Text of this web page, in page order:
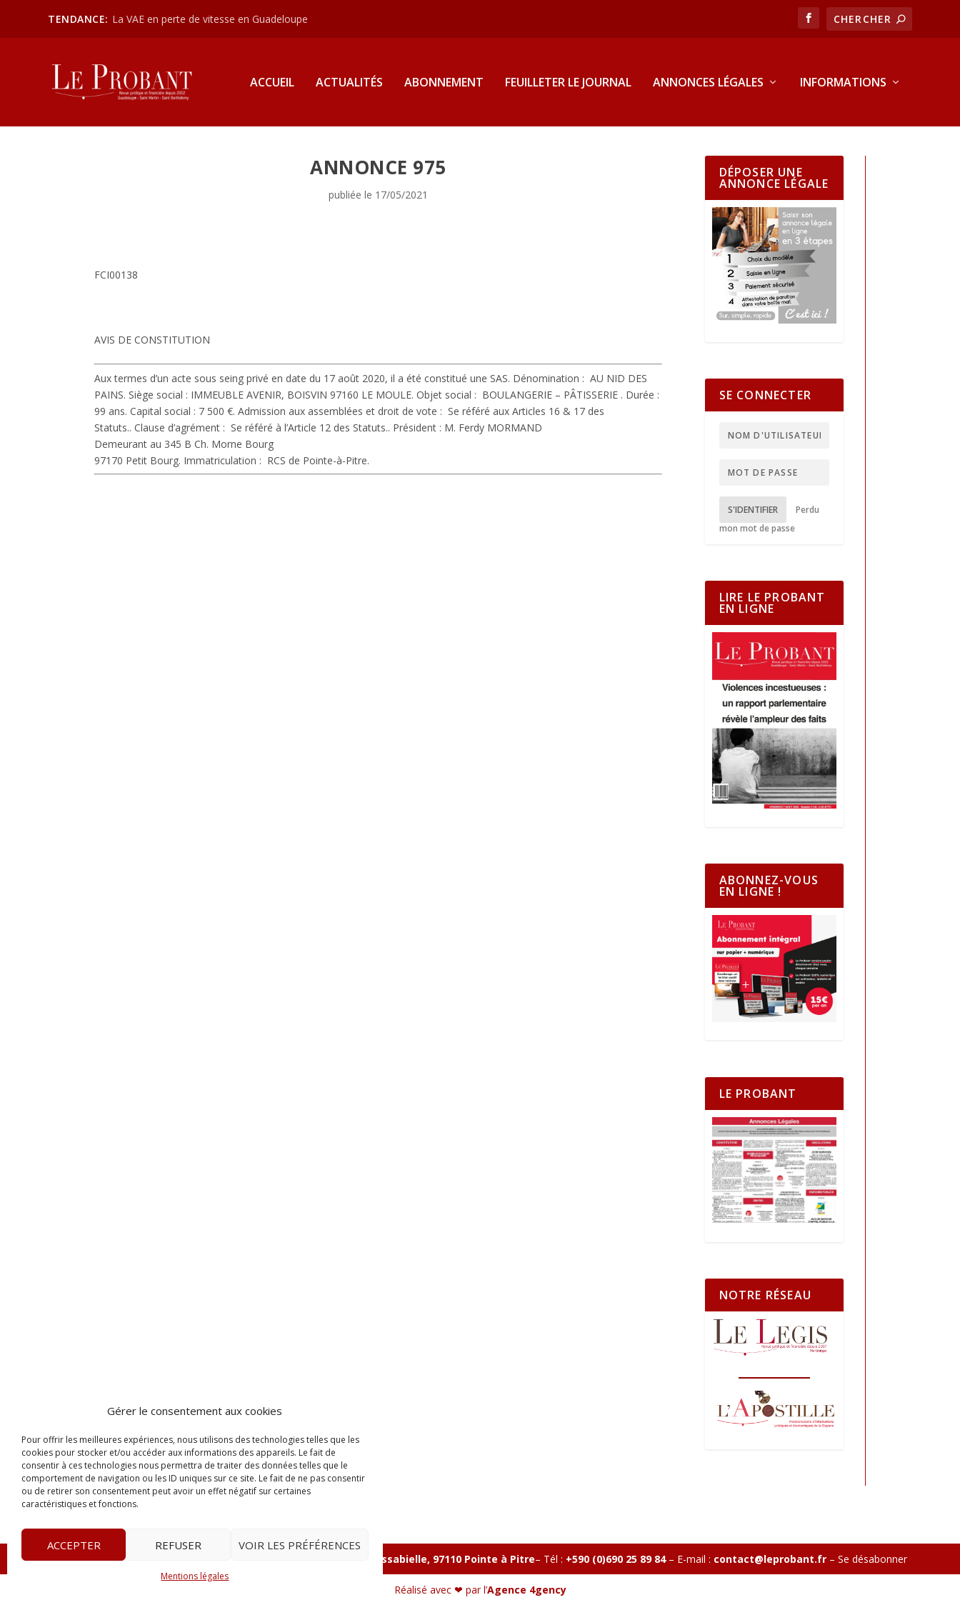
Gérer le consentement aux cookies
Pour offrir les meilleures expériences, nous utilisons des technologies telles que les
cookies pour stocker et/ou accéder aux informations des appareils. Le fait de
consentir à ces technologies nous permettra de traiter des données telles que le
comportement de navigation ou les ID uniques sur ce site. Le fait de ne pas consentir
ou de retirer son consentement peut avoir un effet négatif sur certaines
caractéristiques et fonctions.
ACCEPTER REFUSER VOIR LES PRÉFÉRENCES
Mentions légales
TENDANCE: La VAE en perte de vitesse en Guadeloupe
ACCUEIL ACTUALITÉS ABONNEMENT FEUILLETER LE JOURNAL ANNONCES LÉGALES INFORMATIONS
ANNONCE 975
publiée le 17/05/2021
FCI00138
AVIS DE CONSTITUTION
Aux termes d’un acte sous seing privé en date du 17 août 2020, il a été constitué une SAS. Dénomination : AU NID DES
PAINS. Siège social : IMMEUBLE AVENIR, BOISVIN 97160 LE MOULE. Objet social : BOULANGERIE – PÂTISSERIE . Durée :
99 ans. Capital social : 7 500 €. Admission aux assemblées et droit de vote : Se référé aux Articles 16 & 17 des
Statuts.. Clause d’agrément : Se référé à l’Article 12 des Statuts.. Président : M. Ferdy MORMAND
Demeurant au 345 B Ch. Morne Bourg
97170 Petit Bourg. Immatriculation : RCS de Pointe-à-Pitre.
DÉPOSER UNE
ANNONCE LÉGALE
SE CONNECTER
S'IDENTIFIER
Perdu
mon mot de passe
LIRE LE PROBANT
EN LIGNE
ABONNEZ-VOUS
EN LIGNE !
LE PROBANT
NOTRE RÉSEAU
© 2023Le Probant Tour Massabielle, Rue Massabielle, 97110 Pointe à Pitre– Tél : +590 (0)690 25 89 84– E-mail : contact@leprobant.fr– Se désabonner
Réalisé avec ❤ par l’Agence 4gency